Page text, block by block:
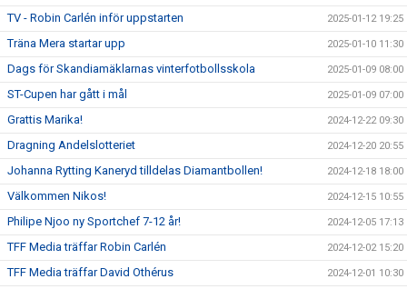
TV - Robin Carlén inför uppstarten 2025-01-12 19:25
Träna Mera startar upp 2025-01-10 11:30
Dags för Skandiamäklarnas vinterfotbollsskola 2025-01-09 08:00
ST-Cupen har gått i mål 2025-01-09 07:00
Grattis Marika! 2024-12-22 09:30
Dragning Andelslotteriet 2024-12-20 20:55
Johanna Rytting Kaneryd tilldelas Diamantbollen! 2024-12-18 18:00
Välkommen Nikos! 2024-12-15 10:55
Philipe Njoo ny Sportchef 7-12 år! 2024-12-05 17:13
TFF Media träffar Robin Carlén 2024-12-02 15:20
TFF Media träffar David Othérus 2024-12-01 10:30